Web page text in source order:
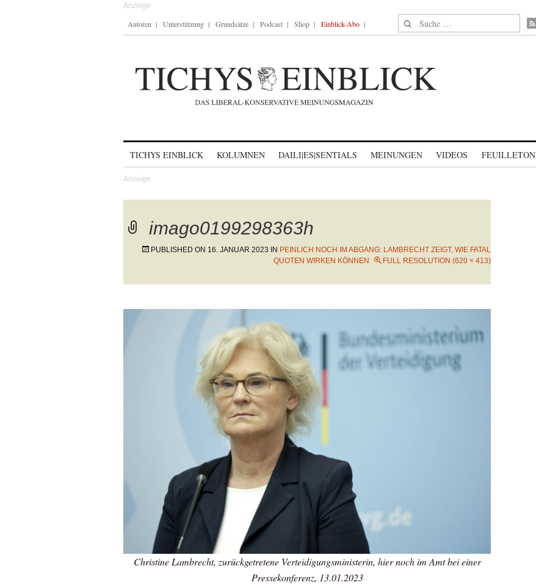
Autoren Unterstützung Grundsätze Podcast Shop Einblick-Abo Suche nach:
TICHYS EINBLICK KOLUMNEN DAILI|ES|SENTIALS MEINUNGEN VIDEOS FEUILLETON
imago0199298363h
PUBLISHED ON 16. JANUAR 2023 IN PEINLICH NOCH IM ABGANG: LAMBRECHT ZEIGT, WIE FATAL
QUOTEN WIRKEN KÖNNEN
FULL RESOLUTION (620 × 413)
Christine Lambrecht, zurückgetretene Verteidigungsministerin, hier noch im Amt bei einer
Pressekonferenz, 13.01.2023